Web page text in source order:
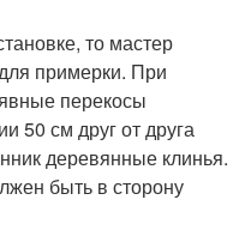
то мастер
примерки. При
перекосы
50 см друг от друга
деревянные клинья.
быть в сторону